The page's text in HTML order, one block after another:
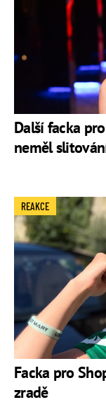
Další facka
neměl
Facka pro
zradě
REAKCE